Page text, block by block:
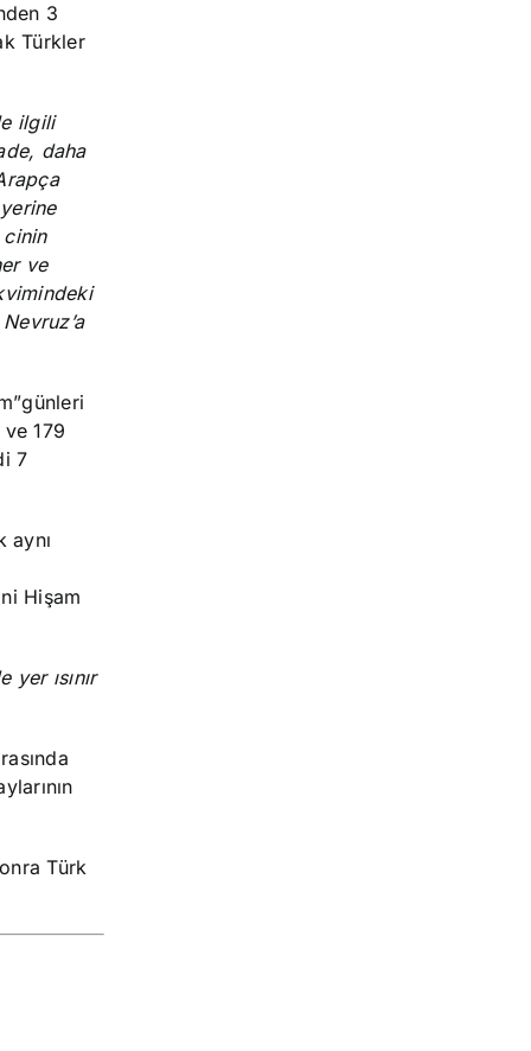
3
Türkler
ilgili
daha
cinin
ve
günleri
179
7
aynı
Hişam
yer ısınır
Türk